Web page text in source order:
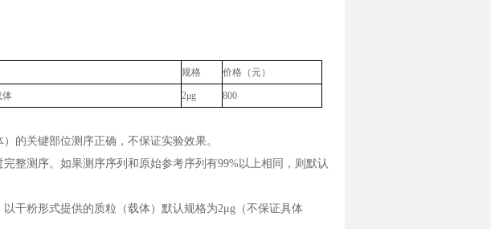
规格 价格（元）
体 2μg 800
的关键部位测序正确，不保证实验效果。
整测序。如果测序序列和原始参考序列有99%以上相同，则默认
干粉形式提供的质粒（载体）默认规格为2μg（不保证具体